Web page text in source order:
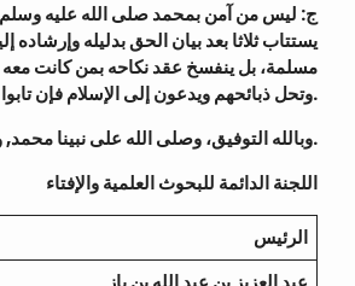
ج: ليس من آمن بمحمد صلى الله عليه وسلم ثم
يستتاب ثلاثا بعد بيان الحق بدليله وإرشاده
مسلمة، بل ينفسخ عقد نكاحه بمن كانت معه
وتحل ذبائحهم ويدعون إلى الإسلام فإن تابوا وأسلموا فالحمد لله وإلا أخذت منهم الجزية ولا يقتلون لكفرهم.
وبالله التوفيق، وصلى الله على نبينا محمد, وآله وصحبه وسلم.
اللجنة الدائمة للبحوث العلمية والإفتاء
الرئيس